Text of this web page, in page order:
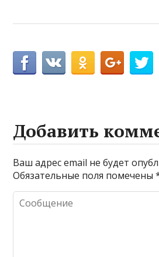
Добавить
Ваш адрес email не будет
Обязательные поля помечены